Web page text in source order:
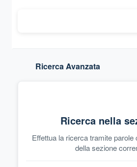
Ricerca Avanzata
Ricerca nella
Effettua la ricerca tramite parole
della sezione